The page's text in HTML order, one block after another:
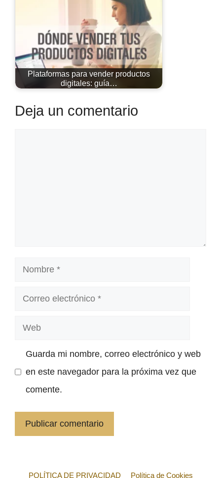
Plataformas para vender productos
digitales: guía…
Deja un comentario
Nombre
Correo
Web
Guarda mi nombre, correo electrónico y web
en este navegador para la próxima vez que
comente.
POLÍTICA DE PRIVACIDAD Política de Cookies